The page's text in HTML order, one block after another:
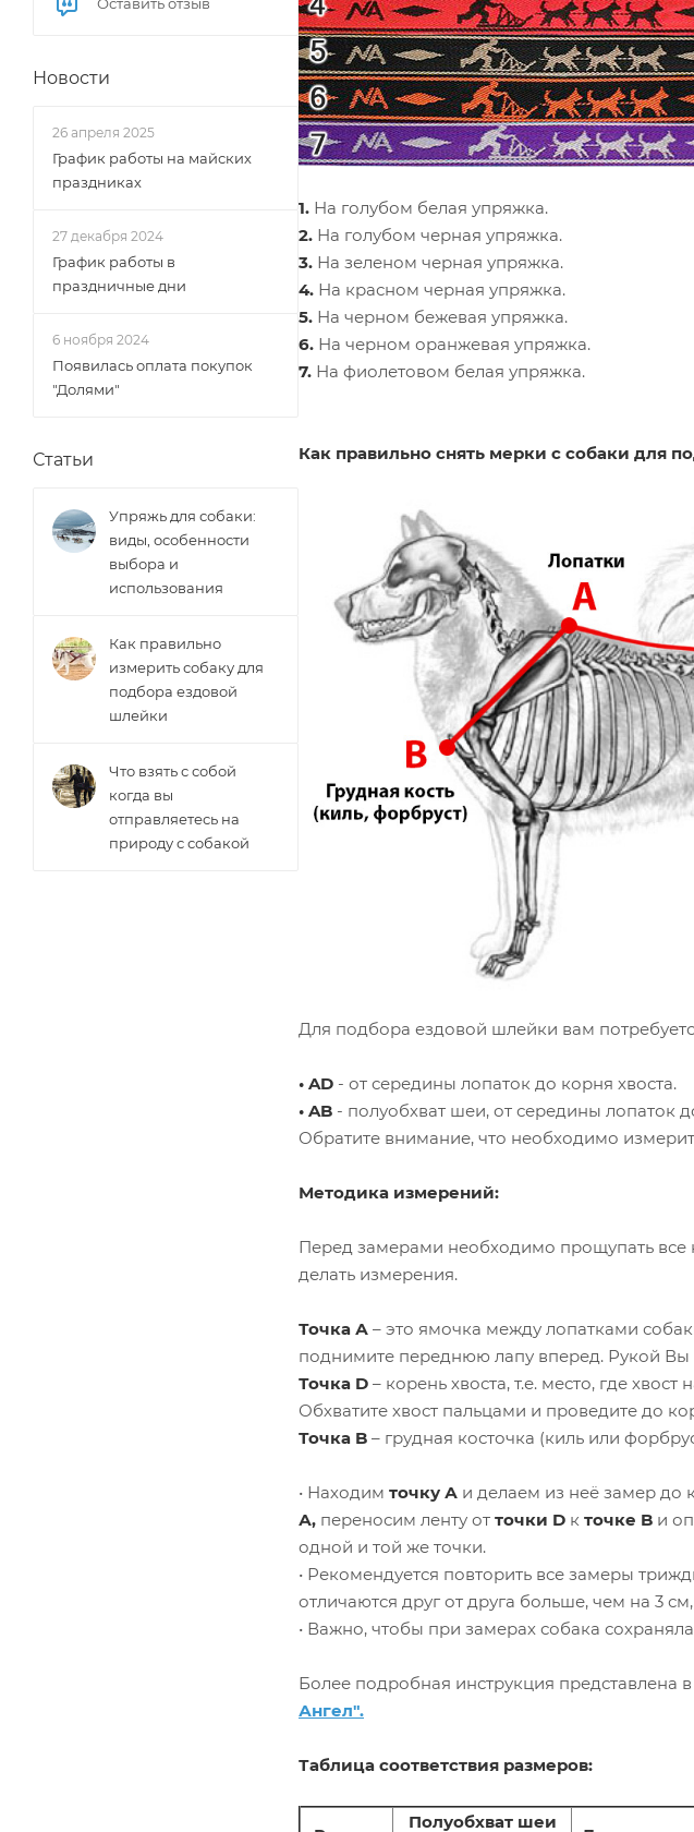
1. На голубом белая упряжка.
2. На голубом черная упряжка.
3. На зеленом черная упряжка.
4. На красном черная упряжка.
5. На черном бежевая упряжка.
6. На черном оранжевая упряжка.
7. На фиолетовом белая упряжка.
Как правильно снять мерки с собаки для
Для подбора ездовой шлейки вам
• AD - от середины лопаток до корня хвоста.
• AB - полуобхват шеи, от середины лопаток
Обратите внимание, что необходимо
Методика измерений:
Перед замерами необходимо прощупать все
делать измерения.
Точка А – это ямочка между лопатками
поднимите переднюю лапу вперед. Рукой Вы
Точка D – корень хвоста, т.е. место, где
Обхватите хвост пальцами и проведите до
Точка B – грудная косточка (киль или
• Находим точку А и делаем из неё замер до
А, переносим ленту от точки D к точке B и
одной и той же точки.
• Рекомендуется повторить все замеры
отличаются друг от друга больше, чем на 3
• Важно, чтобы при замерах собака
Более подробная инструкция представлена в
Ангел".
Таблица соответствия размеров:
Полуобхват шеи
Новости
26 апреля 2025
График работы на майских
праздниках
27 декабря 2024
График работы в
праздничные дни
6 ноября 2024
Появилась оплата покупок
"Долями"
Статьи
Упряжь для собаки:
виды, особенности
выбора и
использования
Как правильно
измерить собаку для
подбора ездовой
шлейки
Что взять с собой
когда вы
отправляетесь на
природу с собакой